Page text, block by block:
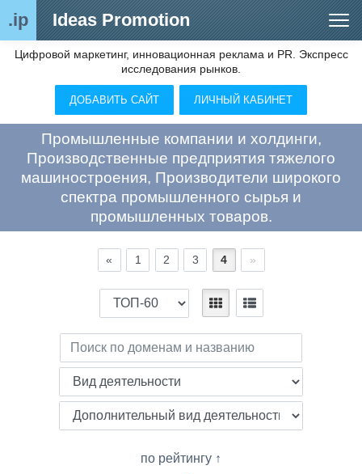
.ip Ideas Promotion
Сегменты рынка
Цифровой ремаркетинг (анализ рынка)
Видео
О нас
Цифровой маркетинг, инновационная реклама и PR. Экспресс
исследования рынков.
ДОБАВИТЬ САЙТ ЛИЧНЫЙ КАБИНЕТ
Промышленные компании и холдинги,
Производственные предприятия тяжелого
машиностроения, Производители широкого
спектра промышленного сырья и
промышленных товаров.
« 1 2 3 4 »
по рейтингу